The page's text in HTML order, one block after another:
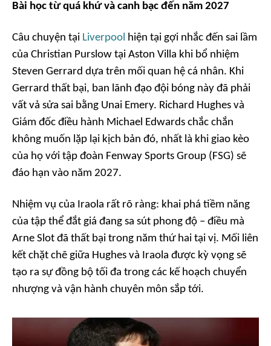
Bài học từ quá khứ và canh bạc đến năm 2027
Câu chuyện tại Liverpool hiện tại gợi nhắc đến sai lầm
của Christian Purslow tại Aston Villa khi bổ nhiệm
Steven Gerrard dựa trên mối quan hệ cá nhân. Khi
Gerrard thất bại, ban lãnh đạo đội bóng này đã phải
vất vả sửa sai bằng Unai Emery. Richard Hughes và
Giám đốc điều hành Michael Edwards chắc chắn
không muốn lặp lại kịch bản đó, nhất là khi giao kèo
của họ với tập đoàn Fenway Sports Group (FSG) sẽ
đáo hạn vào năm 2027.
Nhiệm vụ của Iraola rất rõ ràng: khai phá tiềm năng
của tập thể đắt giá đang sa sút phong độ – điều mà
Arne Slot đã thất bại trong năm thứ hai tại vị. Mối liên
kết chặt chẽ giữa Hughes và Iraola được kỳ vọng sẽ
tạo ra sự đồng bộ tối đa trong các kế hoạch chuyển
nhượng và vận hành chuyên môn sắp tới.